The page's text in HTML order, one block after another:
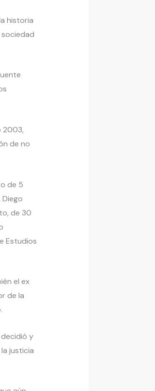
historia
2003,
de no
de 5
de 30
Estudios
el ex
de la
y
justicia